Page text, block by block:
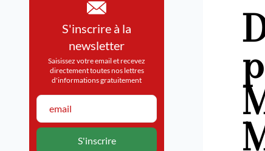
S'inscrire à la
newsletter
Saisissez votre email et recevez
directement toutes nos lettres
d'informations gratuitement